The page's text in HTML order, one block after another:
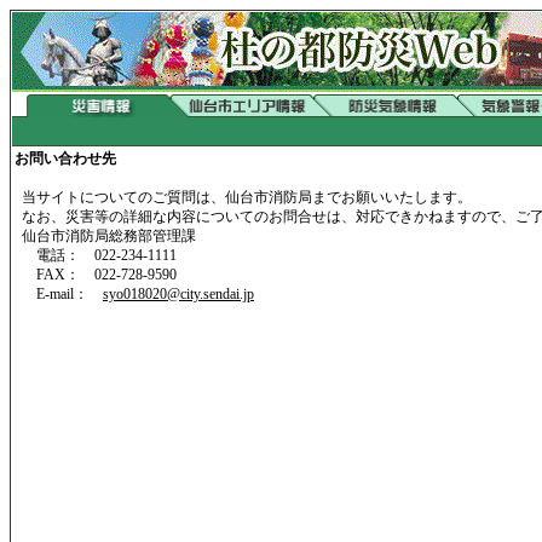
お問い合わせ先
当サイトについてのご質問は、仙台市消防局までお願いいたします。
なお、災害等の詳細な内容についてのお問合せは、対応できかねますので、ご
仙台市消防局総務部管理課
電話： 022-234-1111
FAX： 022-728-9590
E-mail： syo018020@city.sendai.jp